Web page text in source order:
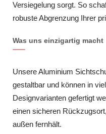
Versiegelung sorgt. So
robuste Abgrenzung Ihrer
Was uns einzigartig macht
Unsere Aluminium
gestaltbar und können in
Designvarianten gefertigt
einen sicheren
außen fernhält.